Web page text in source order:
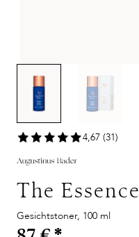
4,67 (31)
The Essence
Gesichtstoner, 100 ml